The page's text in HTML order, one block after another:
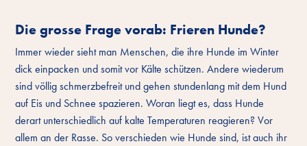
Die grosse Frage vorab: Frieren Hunde?
Immer wieder sieht man Menschen, die ihre Hunde im Winter
dick einpacken und somit vor Kälte schützen. Andere wiederum
sind völlig schmerzbefreit und gehen stundenlang mit dem Hund
auf Eis und Schnee spazieren. Woran liegt es, dass Hunde
derart unterschiedlich auf kalte Temperaturen reagieren? Vor
allem an der Rasse. So verschieden wie Hunde sind, ist auch ihr